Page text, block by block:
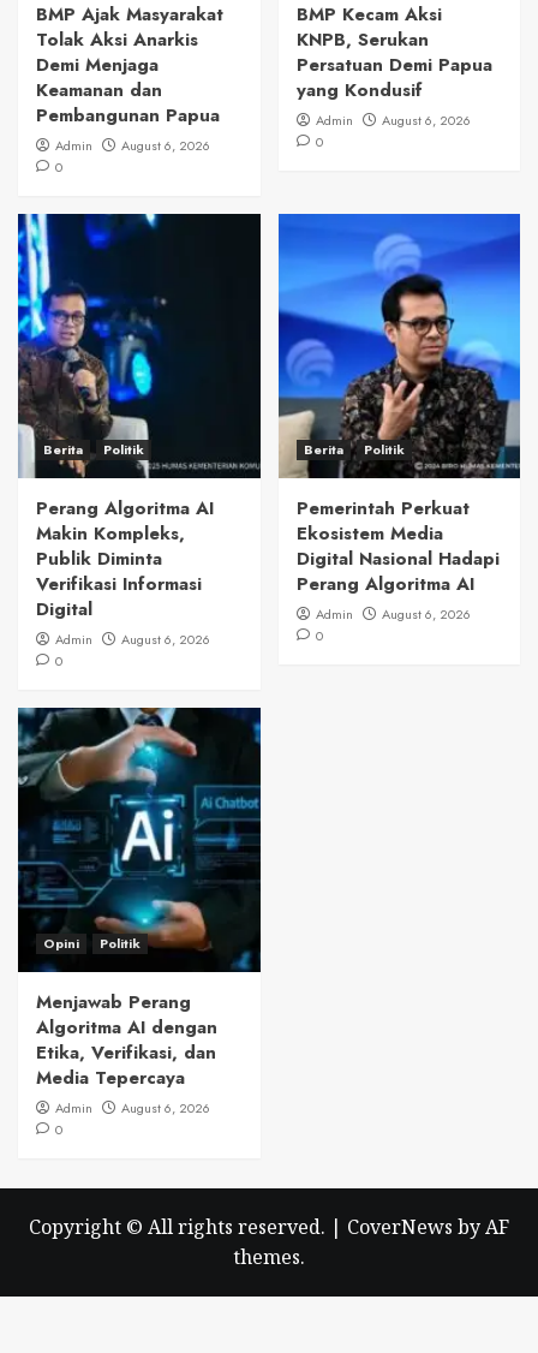
BMP Ajak Masyarakat
Tolak Aksi Anarkis
Demi Menjaga
Keamanan dan
Pembangunan Papua
Admin
August 6, 2026
0
BMP Kecam Aksi
KNPB, Serukan
Persatuan Demi Papua
yang Kondusif
Admin
August 6, 2026
0
Berita Politik
Perang Algoritma AI
Makin Kompleks,
Publik Diminta
Verifikasi Informasi
Digital
Admin
August 6, 2026
0
Berita Politik
Pemerintah Perkuat
Ekosistem Media
Digital Nasional Hadapi
Perang Algoritma AI
Admin
August 6, 2026
0
Opini Politik
Menjawab Perang
Algoritma AI dengan
Etika, Verifikasi, dan
Media Tepercaya
Admin
August 6, 2026
0
Copyright © All rights reserved. | CoverNews by AF
themes.